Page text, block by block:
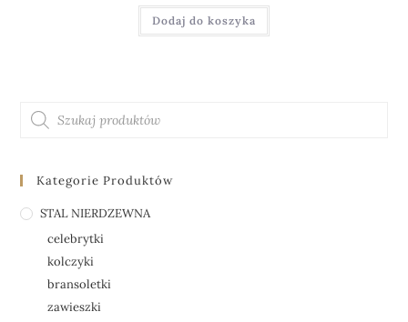
Dodaj do koszyka
Kategorie Produktów
STAL NIERDZEWNA
celebrytki
kolczyki
bransoletki
zawieszki